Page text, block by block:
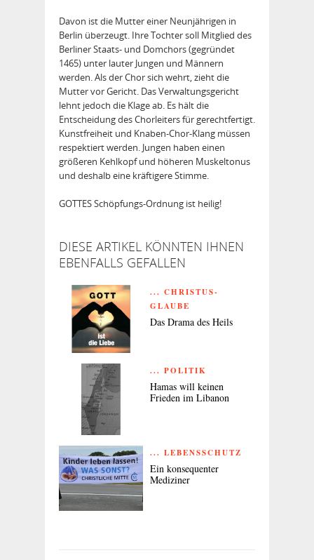
Davon ist die Mutter einer Neunjährigen in
Berlin überzeugt. Ihre Tochter soll Mitglied des
Berliner Staats- und Domchors (gegründet
1465) unter lauter Jungen und Männern
werden. Als der Chor sich wehrt, zieht die
Mutter vor Gericht. Das Verwaltungsgericht
lehnt jedoch die Klage ab. Es hält die
Entscheidung des Chorleiters für gerechtfertigt.
Kunstfreiheit und Knaben-Chor-Klang müssen
respektiert werden. Jungen haben einen
größeren Kehlkopf und höheren Muskeltonus
und deshalb eine kräftigere Stimme.
GOTTES Schöpfungs-Ordnung ist heilig!
DIESE ARTIKEL KÖNNTEN IHNEN
EBENFALLS GEFALLEN
... CHRISTUS-
GLAUBE
Das Drama des Heils
... POLITIK
Hamas will keinen
Frieden im Libanon
... LEBENSSCHUTZ
Ein konsequenter
Mediziner